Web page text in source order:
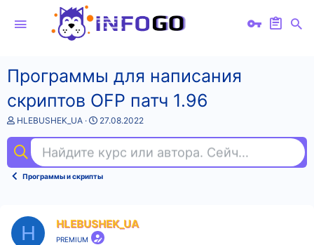
Программы для написания
скриптов OFP патч 1.96
А
т
о
т
HLEBUSHEK_UA
Д
а
н
а
а
27.08.2022
Найдите курс или автора. Сейчас ищут
Программы и скрипты
H HLEBUSHEK_UA
PREMIUM